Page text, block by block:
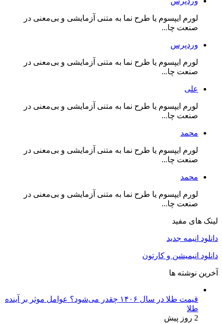
لورم ایپسوم یا طرح‌ نما به متنی آزمایشی و بی‌معنی در
صنعت چا...
وردپرس
لورم ایپسوم یا طرح‌ نما به متنی آزمایشی و بی‌معنی در
صنعت چا...
علی
لورم ایپسوم یا طرح‌ نما به متنی آزمایشی و بی‌معنی در
صنعت چا...
محمد
لورم ایپسوم یا طرح‌ نما به متنی آزمایشی و بی‌معنی در
صنعت چا...
محمد
لورم ایپسوم یا طرح‌ نما به متنی آزمایشی و بی‌معنی در
صنعت چا...
لینک های مفید
دانلود انیمه جدید
دانلود انیمیشن و کارتون
آخرین نوشته ها
قیمت طلا در سال ۱۴۰۶ چقدر می‌شود؟ عوامل موثر بر آینده
طلا
2 روز پیش